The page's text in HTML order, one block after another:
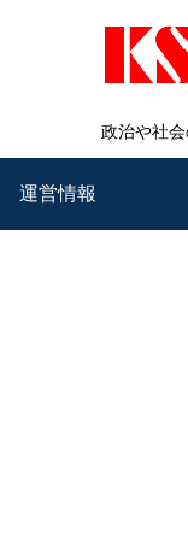
政治や社
運営情報